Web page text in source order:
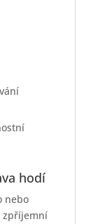
hodí
nebo
zpříjemní